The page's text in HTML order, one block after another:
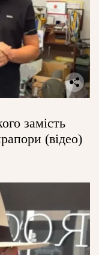
замість
(відео)